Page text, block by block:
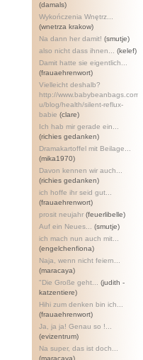
(damals)
Wykończenia Wnętrz...
(wnetrza krakow)
Na dann her damit! (smutje)
also nicht dass ihnen...
(kelef)
Damit hatte sie eigentlich...
(frauaehrenwort)
Vielleicht deshalb?
http://www.babybeanbags.com.a
u/blog/health/silent-reflux-
babie (clare)
Ich hab mir gerade ein...
(richies gedanken)
Dramakartoffel mit Beilage...
(mika1970)
Davon kennen wir auch...
(richies gedanken)
ich hoffe ihr seid gut...
(frauaehrenwort)
prosit neujahr (feuerlibelle)
Auf ein Neues...
(smutje)
ich mach nun auch mit...
(engelchenfiona)
Naja, wenn nicht feiern...
(maracaya)
"Die Große geht...
(judith -
katzentiere)
Hihi zum denken bin ich...
(frauaehrenwort)
Ja, ja ja! Genau so !...
(evizentrum)
Na super, das ist doch...
(maracaya)